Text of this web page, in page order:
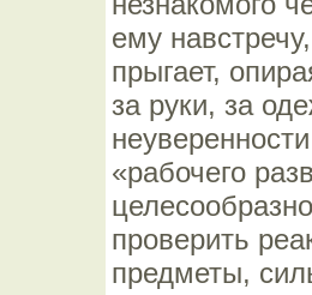
ему
прыгает,
за руки, за
«рабочего
проверить
предметы,